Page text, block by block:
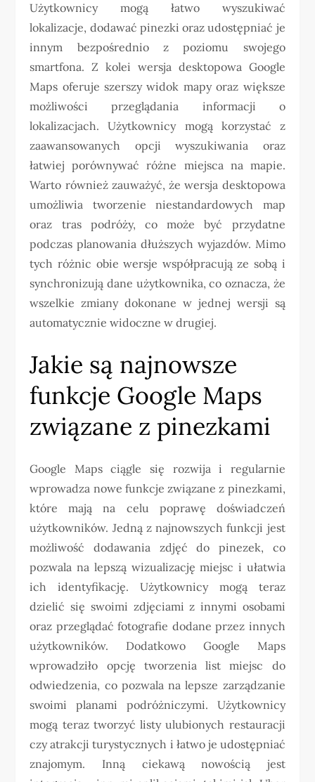
Użytkownicy mogą łatwo wyszukiwać
lokalizacje, dodawać pinezki oraz udostępniać je
innym bezpośrednio z poziomu swojego
smartfona. Z kolei wersja desktopowa Google
Maps oferuje szerszy widok mapy oraz większe
możliwości przeglądania informacji o
lokalizacjach. Użytkownicy mogą korzystać z
zaawansowanych opcji wyszukiwania oraz
łatwiej porównywać różne miejsca na mapie.
Warto również zauważyć, że wersja desktopowa
umożliwia tworzenie niestandardowych map
oraz tras podróży, co może być przydatne
podczas planowania dłuższych wyjazdów. Mimo
tych różnic obie wersje współpracują ze sobą i
synchronizują dane użytkownika, co oznacza, że
wszelkie zmiany dokonane w jednej wersji są
automatycznie widoczne w drugiej.
Jakie są najnowsze
funkcje Google Maps
związane z pinezkami
Google Maps ciągle się rozwija i regularnie
wprowadza nowe funkcje związane z pinezkami,
które mają na celu poprawę doświadczeń
użytkowników. Jedną z najnowszych funkcji jest
możliwość dodawania zdjęć do pinezek, co
pozwala na lepszą wizualizację miejsc i ułatwia
ich identyfikację. Użytkownicy mogą teraz
dzielić się swoimi zdjęciami z innymi osobami
oraz przeglądać fotografie dodane przez innych
użytkowników. Dodatkowo Google Maps
wprowadziło opcję tworzenia list miejsc do
odwiedzenia, co pozwala na lepsze zarządzanie
swoimi planami podróżniczymi. Użytkownicy
mogą teraz tworzyć listy ulubionych restauracji
czy atrakcji turystycznych i łatwo je udostępniać
znajomym. Inną ciekawą nowością jest